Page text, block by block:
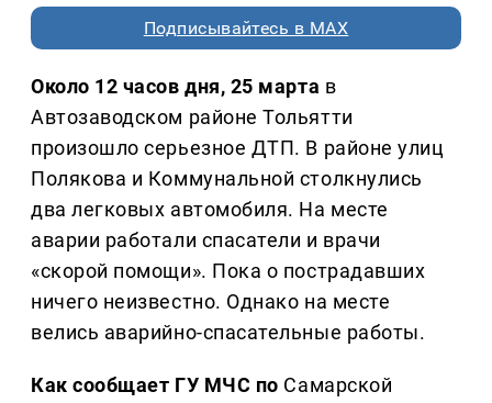
Подписывайтесь в MAX
Около 12 часов дня, 25 марта в
Автозаводском районе Тольятти
произошло серьезное ДТП. В районе улиц
Полякова и Коммунальной столкнулись
два легковых автомобиля. На месте
аварии работали спасатели и врачи
«скорой помощи». Пока о пострадавших
ничего неизвестно. Однако на месте
велись аварийно-спасательные работы.
Как сообщает ГУ МЧС по Самарской